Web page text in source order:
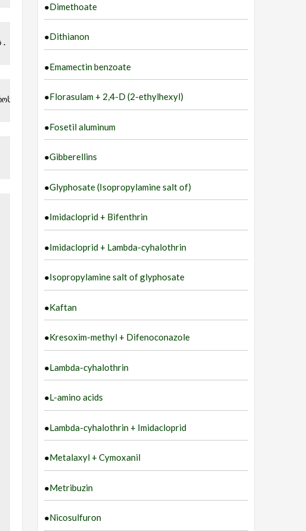
●Dimethoate
●Dithianon
●Emamectin benzoate
●Florasulam + 2,4-D (2-ethylhexyl)
●Fosetil aluminum
●Gibberellins
●Glyphosate (Isopropylamine salt of)
●Imidacloprid + Bifenthrin
●Imidacloprid + Lambda-cyhalothrin
●Isopropylamine salt of glyphosate
●Kaftan
●Kresoxim-methyl + Difenoconazole
●Lambda-cyhalothrin
●L-amino acids
●Lambda-cyhalothrin + Imidacloprid
●Metalaxyl + Cymoxanil
●Metribuzin
●Nicosulfuron